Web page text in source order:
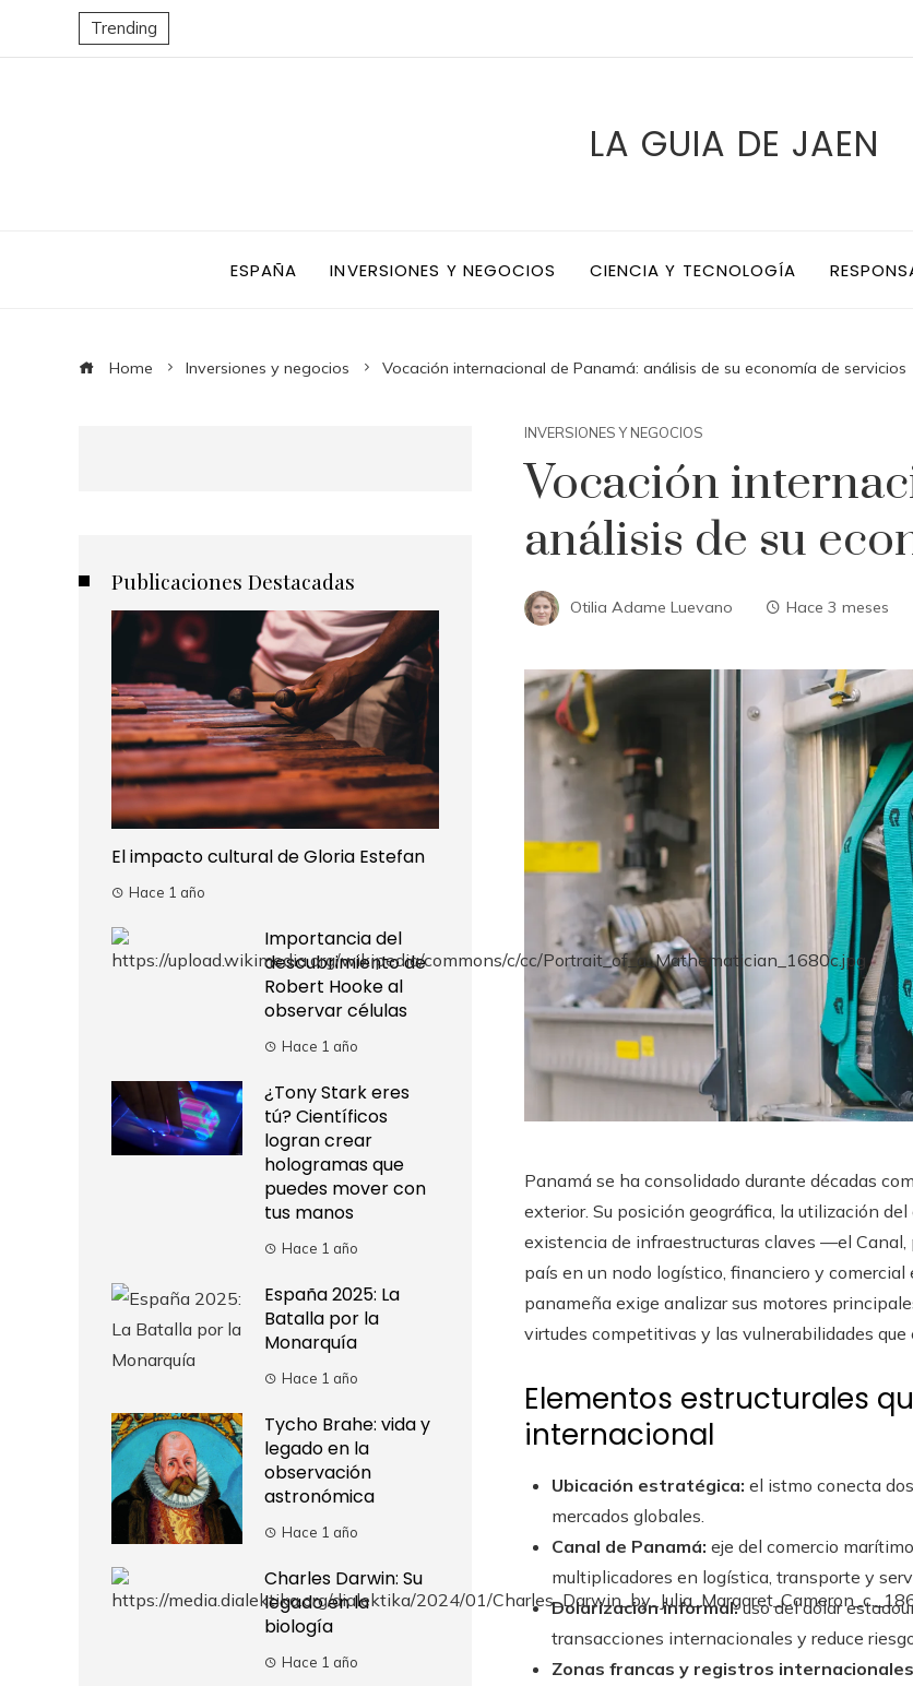
Trending
LA GUIA DE JAEN
ESPAÑA INVERSIONES Y NEGOCIOS CIENCIA Y TECNOLOGÍA
Home Inversiones y negocios Vocación internacional de Panamá: análisis de su economía de servicios
INVERSIONES Y NEGOCIOS
Vocación
análisis de su
Otilia Adame Luevano Hace 3 meses
Panamá se ha consolidado durante décadas
exterior. Su posición geográfica, la utilización
existencia de infraestructuras claves —el
país en un nodo logístico, financiero y
panameña exige analizar sus motores
virtudes competitivas y las vulnerabilidades que
Elementos estructurales
internacional
Ubicación estratégica: el istmo conecta
mercados globales.
Canal de Panamá: eje del comercio
multiplicadores en logística, transporte y
Dolarización informal:uso del dólar
transacciones internacionales y reduce
Zonas francas y registros
Publicaciones Destacadas
El impacto cultural de Gloria Estefan
Hace 1 año
Importancia del
descubrimiento de
Robert Hooke al
observar células
Hace 1 año
¿Tony Stark eres
tú? Científicos
logran crear
hologramas que
puedes mover con
tus manos
Hace 1 año
España 2025: La
Batalla por la
Monarquía
Hace 1 año
Tycho Brahe: vida y
legado en la
observación
astronómica
Hace 1 año
Charles Darwin: Su
legado en la
biología
Hace 1 año